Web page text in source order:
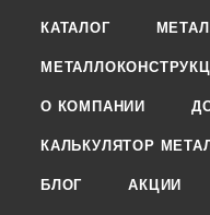
КАТАЛОГ
О КОМПАНИИ
КАЛЬКУЛЯТОР
БЛОГ АКЦИИ